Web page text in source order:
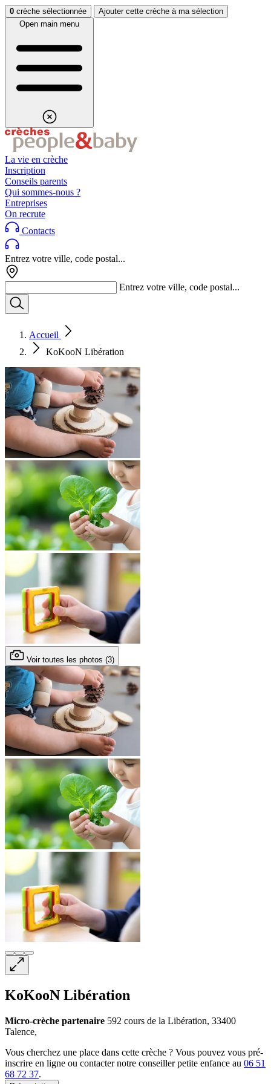
Aller au contenuAller au footer
0 crèche sélectionnée
Ajouter cette crèche à ma sélection
Open main menu
La vie en crèche
Inscription
Conseils parents
Qui sommes-nous ?
Entreprises
On recrute
Contacts
Entrez votre ville, code postal...
Entrez votre ville, code postal...
Accueil
KoKooN Libération
Voir toutes les photos (3)
KoKooN Libération
Micro-crèche partenaire 592 cours de la Libération, 33400
Talence,
Vous cherchez une place dans cette crèche ? Vous pouvez vous pré-
inscrire en ligne ou contacter notre conseiller petite enfance au 06 51
68 72 37.